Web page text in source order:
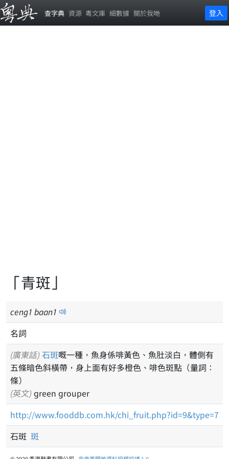
查字典 資源 粵文庫 細數據 關於我哋 登入
「青斑」
ceng1 baan1
名詞
(廣東話) 石斑嘅一種，魚身係啡黃色、魚肚淡白，體側有
五條暗色斜橫帶，身上面有好多橙色、啡色斑點（量詞：
條）
(英文) green grouper
http://www.fooddb.com.hk/chi_fruit.php?id=9&type=7
石斑 斑